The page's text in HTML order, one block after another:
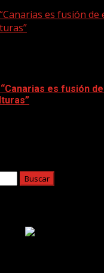
es fusión de
es fusión